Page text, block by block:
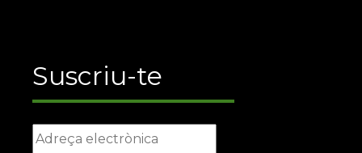
Suscriu-te